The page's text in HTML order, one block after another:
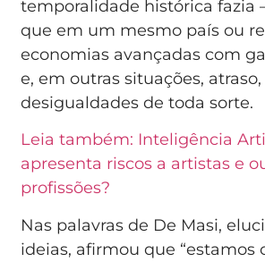
temporalidade histórica fazia
que em um mesmo país ou
economias avançadas com
e, em outras situações,
desigualdades de toda sorte.
Leia também: Inteligência
apresenta riscos a artistas e
profissões?
Nas palavras de De Masi,
ideias, afirmou que “estamos